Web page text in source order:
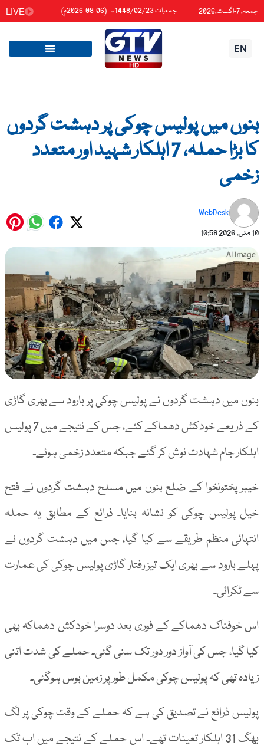
جمعہ، 7-اگست،2026 جمعرات 1448/02/23هـ (06-08-2026م) LIVE
EN
بنوں میں پولیس چوکی پر دہشت گردوں
کا بڑا حملہ، 7 اہلکار شہید اور متعدد
زخمی
WebDesk
10 مئی, 2026
10:58
بنوں میں دہشت گردوں نے پولیس چوکی پر بارود سے بھری گاڑی
کے ذریعے خودکش دھماکے کئے، جس کے نتیجے میں 7 پولیس
اہلکار جام شہادت نوش کر گئے جبکہ متعدد زخمی ہوئے۔
خیبر پختونخوا کے ضلع بنوں میں مسلح دہشت گردوں نے فتح
خیل پولیس چوکی کو نشانہ بنایا۔ ذرائع کے مطابق یہ حملہ
انتہائی منظم طریقے سے کیا گیا، جس میں دہشت گردوں نے
پہلے بارود سے بھری ایک تیز رفتار گاڑی پولیس چوکی کی عمارت
سے ٹکرائی۔
اس خوفناک دھماکے کے فوری بعد دوسرا خودکش دھماکہ بھی
کیا گیا، جس کی آواز دور دور تک سنی گئی۔ حملے کی شدت اتنی
زیادہ تھی کہ پولیس چوکی مکمل طور پر زمین بوس ہوگئی۔
پولیس ذرائع نے تصدیق کی ہے کہ حملے کے وقت چوکی پر لگ
بھگ 31 اہلکار تعینات تھے۔ اس حملے کے نتیجے میں اب تک